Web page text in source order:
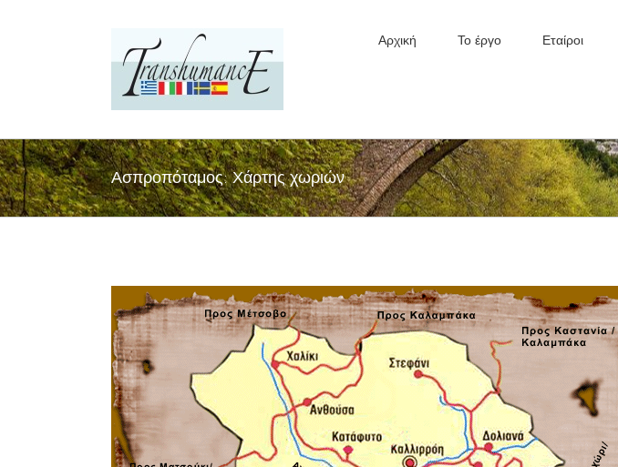
Αρχική Το έργο Εταίροι
Ασπροπόταμος: Χάρτης χωριών